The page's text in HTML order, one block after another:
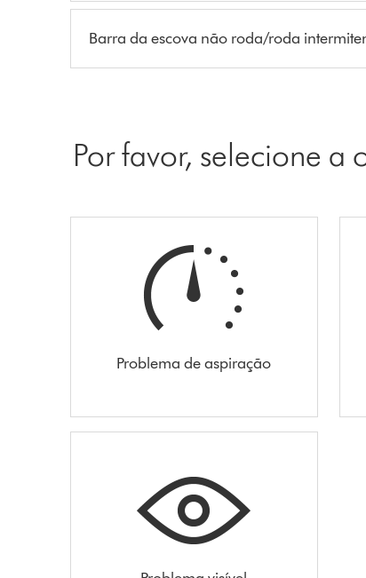
Barra da escova não roda/roda
Por favor, selecione
Problema de aspiração